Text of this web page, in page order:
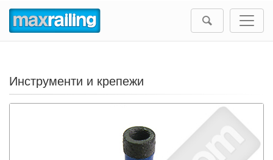
Инструменти и крепежи